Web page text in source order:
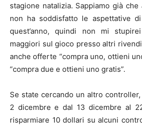
stagione natalizia. Sappiamo già che
non ha soddisfatto le aspettative
quest’anno, quindi non mi
maggiori sul gioco presso altri
anche offerte “compra uno, ottieni
“compra due e ottieni uno gratis”.
Se state cercando un altro
2 dicembre e dal 13 dicembre al
risparmiare 10 dollari su alcuni